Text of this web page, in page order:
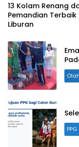
13 Kolam Renang
Pemandian Terbaik
Liburan
PPG